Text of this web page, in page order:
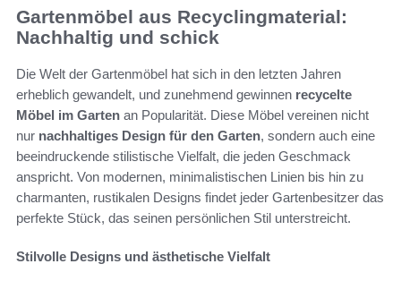
Gartenmöbel aus Recyclingmaterial:
Nachhaltig und schick
Die Welt der Gartenmöbel hat sich in den letzten Jahren
erheblich gewandelt, und zunehmend gewinnen recycelte
Möbel im Garten an Popularität. Diese Möbel vereinen nicht
nur nachhaltiges Design für den Garten, sondern auch eine
beeindruckende stilistische Vielfalt, die jeden Geschmack
anspricht. Von modernen, minimalistischen Linien bis hin zu
charmanten, rustikalen Designs findet jeder Gartenbesitzer das
perfekte Stück, das seinen persönlichen Stil unterstreicht.
Stilvolle Designs und ästhetische Vielfalt